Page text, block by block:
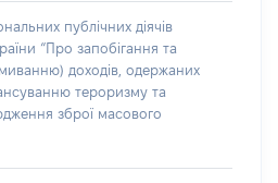
публічних діячів
“Про запобігання та
доходів, одержаних
тероризму та
зброї масового